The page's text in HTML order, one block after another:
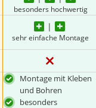
besonders hochwertig
sehr einfache Montage
Montage mit Kleben
und Bohren
besonders